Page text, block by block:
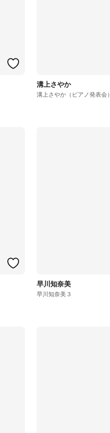
溝上さやか
溝上さやか（ピアノ発表会）
早川知奈美
早川知奈美３